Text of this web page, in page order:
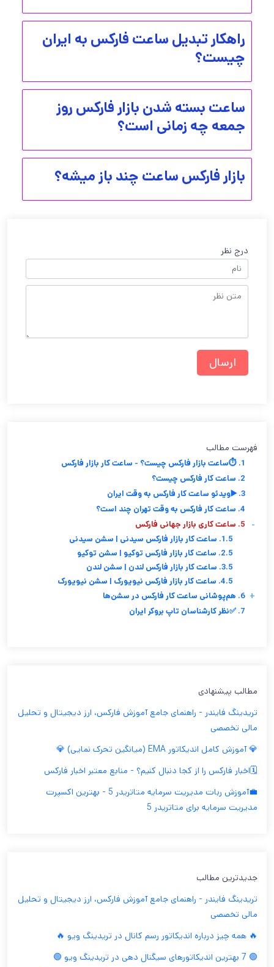
راهکار تبدیل ساعت فارکس به ایران
چیست؟
ساعت بسته شدن بازار فارکس روز
جمعه چه زمانی است؟
بازار فارکس ساعت چند باز میشه؟
درج نظر
فهرست مطالب
1. ⏱️ساعت بازار فارکس چیست؟ - ساعت کار بازار فارکس
2. ساعت کار فارکس چیست؟
3. ▶️ویدئو ساعت کار فارکس به وقت ایران
4. ساعت کار فارکس به وقت تهران چند است؟
5. ساعت کاری بازار جهانی فارکس
-
1.5. ساعت کار بازار فارکس سیدنی | سشن سیدنی
2.5. ساعت کار بازار فارکس توکیو | سشن توکیو
3.5. ساعت کار بازار فارکس لندن | سشن لندن
4.5. ساعت کار بازار فارکس نیویورک | سشن نیویورک
6. هم‌پوشانی ساعت کار فارکس در سشن‌ها +
7. ✅نظر کارشناسان تاپ بروکر ایران
مطالب پیشنهادی
تریدینگ فایندر - راهنمای جامع آموزش فارکس، ارز دیجیتال و تحلیل
مالی تخصصی
💎 آموزش کامل اندیکاتور EMA (میانگین تحرک نمایی) 💎
🗓️اخبار فارکس را از کجا دنبال کنیم؟ - منابع معتبر اخبار فارکس
💼آموزش ربات مدیریت سرمایه متاتریدر 5 - بهترین اکسپرت
مدیریت سرمایه برای متاتریدر 5
جدیدترین مطالب
تریدینگ فایندر - راهنمای جامع آموزش فارکس، ارز دیجیتال و تحلیل
مالی تخصصی
🔥 همه چیز درباره اندیکاتور رسم کانال در تریدینگ ویو 🔥
🟢 7 بهترین اندیکاتورهای سیگنال دهی در تریدینگ ویو 🟢